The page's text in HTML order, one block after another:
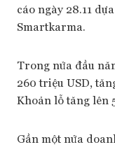
cáo ngày 28.11
Smartkarma.
Trong nửa đầu
260 triệu USD,
Khoản lỗ tăng lên
Gần một nửa